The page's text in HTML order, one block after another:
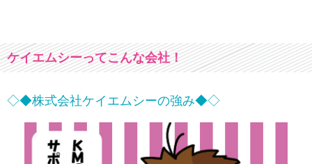
ケイエムシーってこんな会社！
◇◆株式会社ケイエムシーの強み◆◇